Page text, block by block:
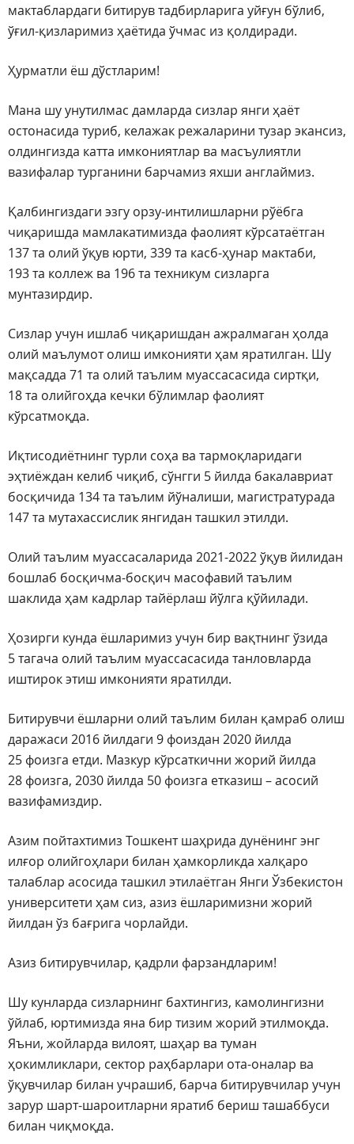
мактаблардаги битирув тадбирларига уйғун бўлиб,
ўғил-қизларимиз ҳаётида ўчмас из қолдиради.
Ҳурматли ёш дўстларим!
Мана шу унутилмас дамларда сизлар янги ҳаёт
остонасида туриб, келажак режаларини тузар экансиз,
олдингизда катта имкониятлар ва масъулиятли
вазифалар турганини барчамиз яхши англаймиз.
Қалбингиздаги эзгу орзу-интилишларни рўёбга
чиқаришда мамлакатимизда фаолият кўрсатаётган
137 та олий ўқув юрти, 339 та касб-ҳунар мактаби,
193 та коллеж ва 196 та техникум сизларга
мунтазирдир.
Сизлар учун ишлаб чиқаришдан ажралмаган ҳолда
олий маълумот олиш имконияти ҳам яратилган. Шу
мақсадда 71 та олий таълим муассасасида сиртқи,
18 та олийгоҳда кечки бўлимлар фаолият
кўрсатмоқда.
Иқтисодиётнинг турли соҳа ва тармоқларидаги
эҳтиёждан келиб чиқиб, сўнгги 5 йилда бакалавриат
босқичида 134 та таълим йўналиши, магистратурада
147 та мутахассислик янгидан ташкил этилди.
Олий таълим муассасаларида 2021-2022 ўқув йилидан
бошлаб босқичма-босқич масофавий таълим
шаклида ҳам кадрлар тайёрлаш йўлга қўйилади.
Ҳозирги кунда ёшларимиз учун бир вақтнинг ўзида
5 тагача олий таълим муассасасида танловларда
иштирок этиш имконияти яратилди.
Битирувчи ёшларни олий таълим билан қамраб олиш
даражаси 2016 йилдаги 9 фоиздан 2020 йилда
25 фоизга етди. Мазкур кўрсаткични жорий йилда
28 фоизга, 2030 йилда 50 фоизга етказиш – асосий
вазифамиздир.
Азим пойтахтимиз Тошкент шаҳрида дунёнинг энг
илғор олийгоҳлари билан ҳамкорликда халқаро
талаблар асосида ташкил этилаётган Янги Ўзбекистон
университети ҳам сиз, азиз ёшларимизни жорий
йилдан ўз бағрига чорлайди.
Азиз битирувчилар, қадрли фарзандларим!
Шу кунларда сизларнинг бахтингиз, камолингизни
ўйлаб, юртимизда яна бир тизим жорий этилмоқда.
Яъни, жойларда вилоят, шаҳар ва туман
ҳокимликлари, сектор раҳбарлари ота-оналар ва
ўқувчилар билан учрашиб, барча битирувчилар учун
зарур шарт-шароитларни яратиб бериш ташаббуси
билан чиқмоқда.